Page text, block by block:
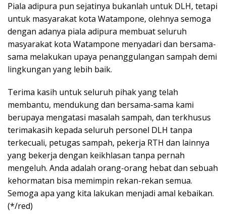
Piala adipura pun sejatinya bukanlah untuk DLH, tetapi
untuk masyarakat kota Watampone, olehnya semoga
dengan adanya piala adipura membuat seluruh
masyarakat kota Watampone menyadari dan bersama-
sama melakukan upaya penanggulangan sampah demi
lingkungan yang lebih baik.
Terima kasih untuk seluruh pihak yang telah
membantu, mendukung dan bersama-sama kami
berupaya mengatasi masalah sampah, dan terkhusus
terimakasih kepada seluruh personel DLH tanpa
terkecuali, petugas sampah, pekerja RTH dan lainnya
yang bekerja dengan keikhlasan tanpa pernah
mengeluh. Anda adalah orang-orang hebat dan sebuah
kehormatan bisa memimpin rekan-rekan semua.
Semoga apa yang kita lakukan menjadi amal kebaikan.
(*/red)